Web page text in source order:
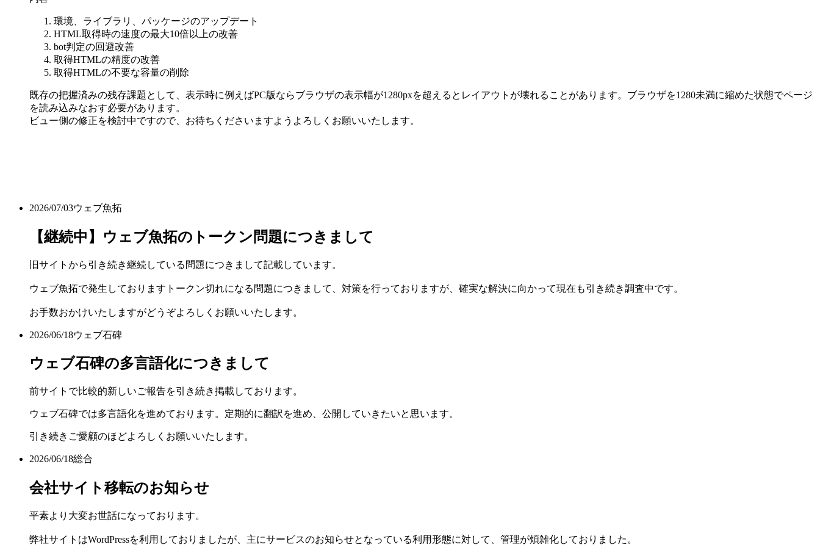
環境、ライブラリ、パッケージのアップデート
HTML取得時の速度の最大10倍以上の改善
bot判定の回避改善
取得HTMLの精度の改善
取得HTMLの不要な容量の削除
既存の把握済みの残存課題として、表示時に例えばPC版ならブラウザの表示幅が1280pxを超えるとレイアウトが壊れることがあります。ブラウザを1280未満に縮めた状態でページ
を読み込みなおす必要があります。
ビュー側の修正を検討中ですので、お待ちくださいますようよろしくお願いいたします。
2026/07/03ウェブ魚拓
【継続中】ウェブ魚拓のトークン問題につきまして
旧サイトから引き続き継続している問題につきまして記載しています。
ウェブ魚拓で発生しておりますトークン切れになる問題につきまして、対策を行っておりますが、確実な解決に向かって現在も引き続き調査中です。
お手数おかけいたしますがどうぞよろしくお願いいたします。
2026/06/18ウェブ石碑
ウェブ石碑の多言語化につきまして
前サイトで比較的新しいご報告を引き続き掲載しております。
ウェブ石碑では多言語化を進めております。定期的に翻訳を進め、公開していきたいと思います。
引き続きご愛顧のほどよろしくお願いいたします。
2026/06/18総合
会社サイト移転のお知らせ
平素より大変お世話になっております。
弊社サイトはWordPressを利用しておりましたが、主にサービスのお知らせとなっている利用形態に対して、管理が煩雑化しておりました。